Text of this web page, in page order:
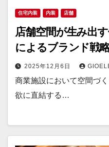
住宅内装 内装 店舗
店舗空間が生み出
によるブランド戦
2025年12月6日
商業施設において空間づ
欲に直結する…